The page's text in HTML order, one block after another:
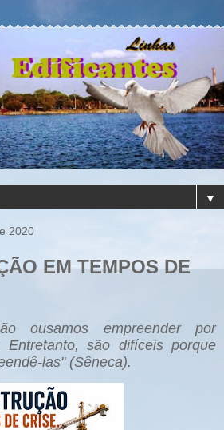
▼
2020
EM TEMPOS DE
ousamos empreender por
Entretanto, são difíceis porque
las" (Sêneca).